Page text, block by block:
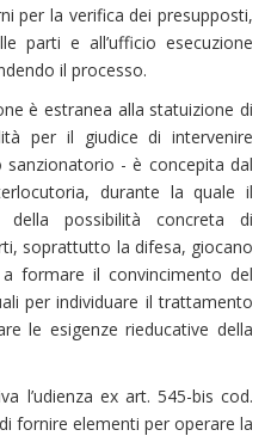
per la verifica dei presupposti,
parti e all’ufficio esecuzione
il processo.
è estranea alla statuizione di
per il giudice di intervenire
- è concepita dal
durante la quale il
della possibilità concreta di
soprattutto la difesa, giocano
formare il convincimento del
per individuare il trattamento
le esigenze rieducative della
l’udienza ex art. 545-bis cod.
fornire elementi per operare la